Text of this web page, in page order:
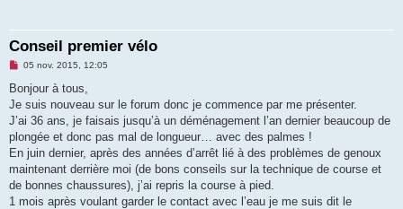
Conseil premier vélo
M
s
a
g
n
o
l
u
05 nov. 2015, 12:05
Bonjour à tous,
Je suis nouveau sur le forum donc je commence par me présenter.
J’ai 36 ans, je faisais jusqu’à un déménagement l’an dernier beaucoup de
plongée et donc pas mal de longueur… avec des palmes !
En juin dernier, après des années d’arrêt lié à des problèmes de genoux
maintenant derrière moi (de bons conseils sur la technique de course et
de bonnes chaussures), j’ai repris la course à pied.
1 mois après voulant garder le contact avec l’eau je me suis dit le